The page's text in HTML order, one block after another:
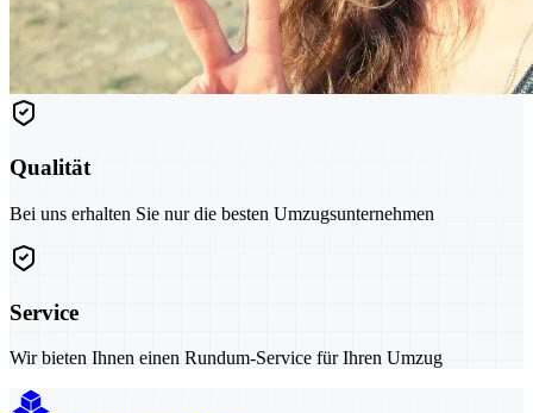
Qualität
Bei uns erhalten Sie nur die besten Umzugsunternehmen
Service
Wir bieten Ihnen einen Rundum-Service für Ihren Umzug